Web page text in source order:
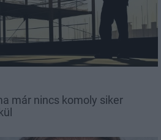
már nincs komoly siker